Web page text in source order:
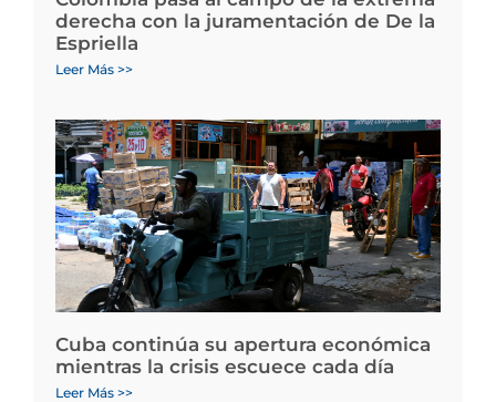
derecha con la juramentación de De la
Espriella
Leer Más >>
Cuba continúa su apertura económica
mientras la crisis escuece cada día
Leer Más >>